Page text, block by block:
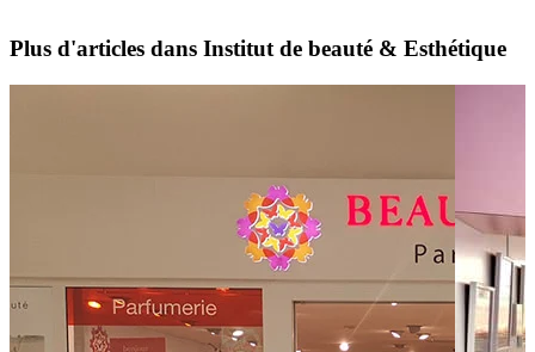
Plus d'articles dans Institut de beauté & Esthétique